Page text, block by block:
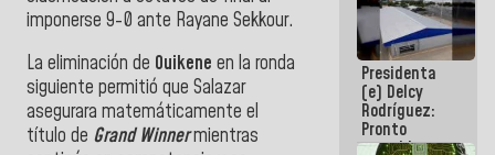
imponerse 9-0 ante Rayane Sekkour.
La eliminación de Ouikene en la ronda
siguiente permitió que Salazar
asegurara matemáticamente el
título de Grand Winnermientras
adaptarse
al plan de
ahorro
energético
Presidenta
(e) Delcy
Rodríguez:
Pronto
restableceremos